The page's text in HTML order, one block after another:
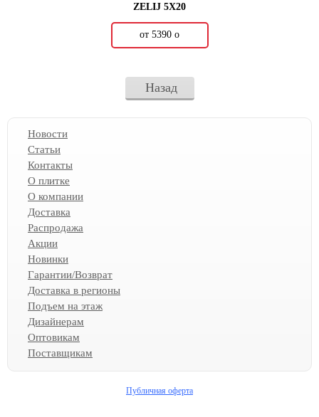
ZELIJ 5X20
от 5390 о
Назад
Новости
Статьи
Контакты
О плитке
О компании
Доставка
Распродажа
Акции
Новинки
Гарантии/Возврат
Доставка в регионы
Подъем на этаж
Дизайнерам
Оптовикам
Поставщикам
Публичная оферта